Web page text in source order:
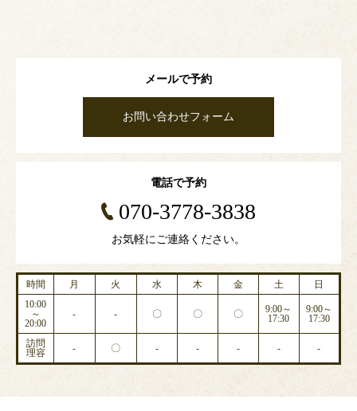
メールで予約
お問い合わせフォーム
電話で予約
070-3778-3838
お気軽にご連絡ください。
時間 月 火 水 木 金 土
日
10:00
～
20:00
- - 〇 〇 〇
9:00～
17:30
9:00～
17:30
訪問
理容
- 〇 - - - - -